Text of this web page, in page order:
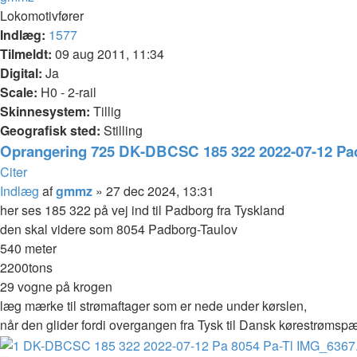
Lokomotivfører
Indlæg: 1577
Tilmeldt: 09 aug 2011, 11:34
Digital: Ja
Scale: H0 - 2-rail
Skinnesystem: Tillig
Geografisk sted: Stilling
Oprangering 725 DK-DBCSC 185 322 2022-07-12
Citer
Indlæg afgmmz » 27 dec 2024, 13:31
her ses 185 322 på vej ind til Padborg fra Tyskland
den skal videre som 8054 Padborg-Taulov
540 meter
2200tons
29 vogne på krogen
læg mærke til strømaftager som er nede under kørslen,
når den glider fordi overgangen fra Tysk til Dansk